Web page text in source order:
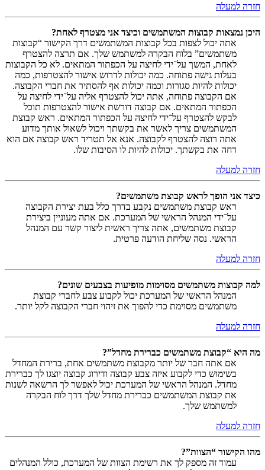
חזרה למעלה
היכן נמצאות קבוצות המשתמשים וכיצד אני מצטרף לאחת?
אתה יכול לצפות בכל קבוצות המשתמשים דרך הקישור “קבוצות
משתמשים” בלוח הבקרה למשתמש שלך. אם תרצה להצטרף
לאחת, המשך על־ידי לחיצה על הכפתור המתאים. לא כל הקבוצות
בעלות גישה פתוחה. כמה יכולות לדרוש אישור להצטרפות, כמה
יכולות להיות סגורות וכמה יכולות אף להסתיר את חברי הקבוצה.
אם הקבוצה פתוחה, אתה יכול להצטרף אליה על־ידי לחיצה על
הכפתור המתאים. אם קבוצה דורשת אישור להצטרפות תוכל
לבקש להצטרף על־ידי לחיצה על הכפתור המתאים. ראש קבוצת
המשתמשים צריך לאשר את בקשתך ויכול לשאול אותך מדוע
אתה רוצה להצטרף לקבוצה. אנא אל תטריד ראש קבוצה אם הוא
דחה את בקשתך. יכולות להיות לו הסיבות שלו.
חזרה למעלה
כיצד אני הופך לראש קבוצת משתמשים?
ראש קבוצת משתמשים נקבע בדרך כלל בעת יצירת הקבוצה
על־ידי המנהל הראשי של המערכת. אם אתה מעוניין ביצירת
קבוצת משתמשים, אתה צריך ראשית ליצור קשר עם המנהל
הראשי. נסה שליחת הודעה פרטית.
חזרה למעלה
למה קבוצות משתמשים מסוימות מופיעות בצבעים שונים?
המנהל הראשי של המערכת יכול לקבוע צבע לחברי קבוצת
משתמשים מסוימת כדי להפוך את זיהוי חברי הקבוצה לקל יותר.
חזרה למעלה
מה היא “קבוצת משתמשים כברירת מחדל”?
אם אתה חבר של יותר מקבוצת משתמשים אחת, ברירת המחדל
בשימוש כדי לקבוע איזה צבע קבוצה ודירוג קבוצה יוצגו לך כברירת
מחדל. המנהל הראשי של המערכת יכול לאפשר לך הרשאה לשנות
את קבוצת המשתמשים כברירת מחדל שלך דרך לוח הבקרה
למשתמש שלך.
חזרה למעלה
מהו הקישור “הצוות”?
עמוד זה מספק לך את רשימת הצוות של המערכת, כולל המנהלים